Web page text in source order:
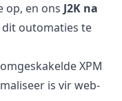
op, en ons J2K na
outomaties te
XPM
is vir web-